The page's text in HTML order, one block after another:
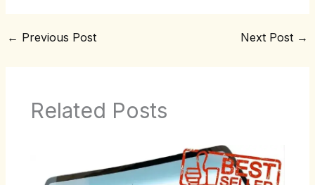
← Previous Post Next Post →
Related Posts